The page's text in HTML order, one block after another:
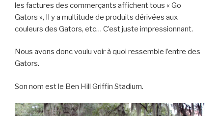
les factures des commerçants affichent tous « Go
Gators », Il y a multitude de produits dérivées aux
couleurs des Gators, etc… C’est juste impressionnant.
Nous avons donc voulu voir à quoi ressemble l’entre des
Gators.
Son nom est le Ben Hill Griffin Stadium.